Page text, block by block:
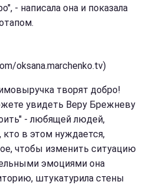
- написала она и показала
oksana.marchenko.tv)
творят добро!
увидеть Веру Брежневу
- любящей людей,
в этом нуждается,
чтобы изменить ситуацию
эмоциями она
штукатурила стены